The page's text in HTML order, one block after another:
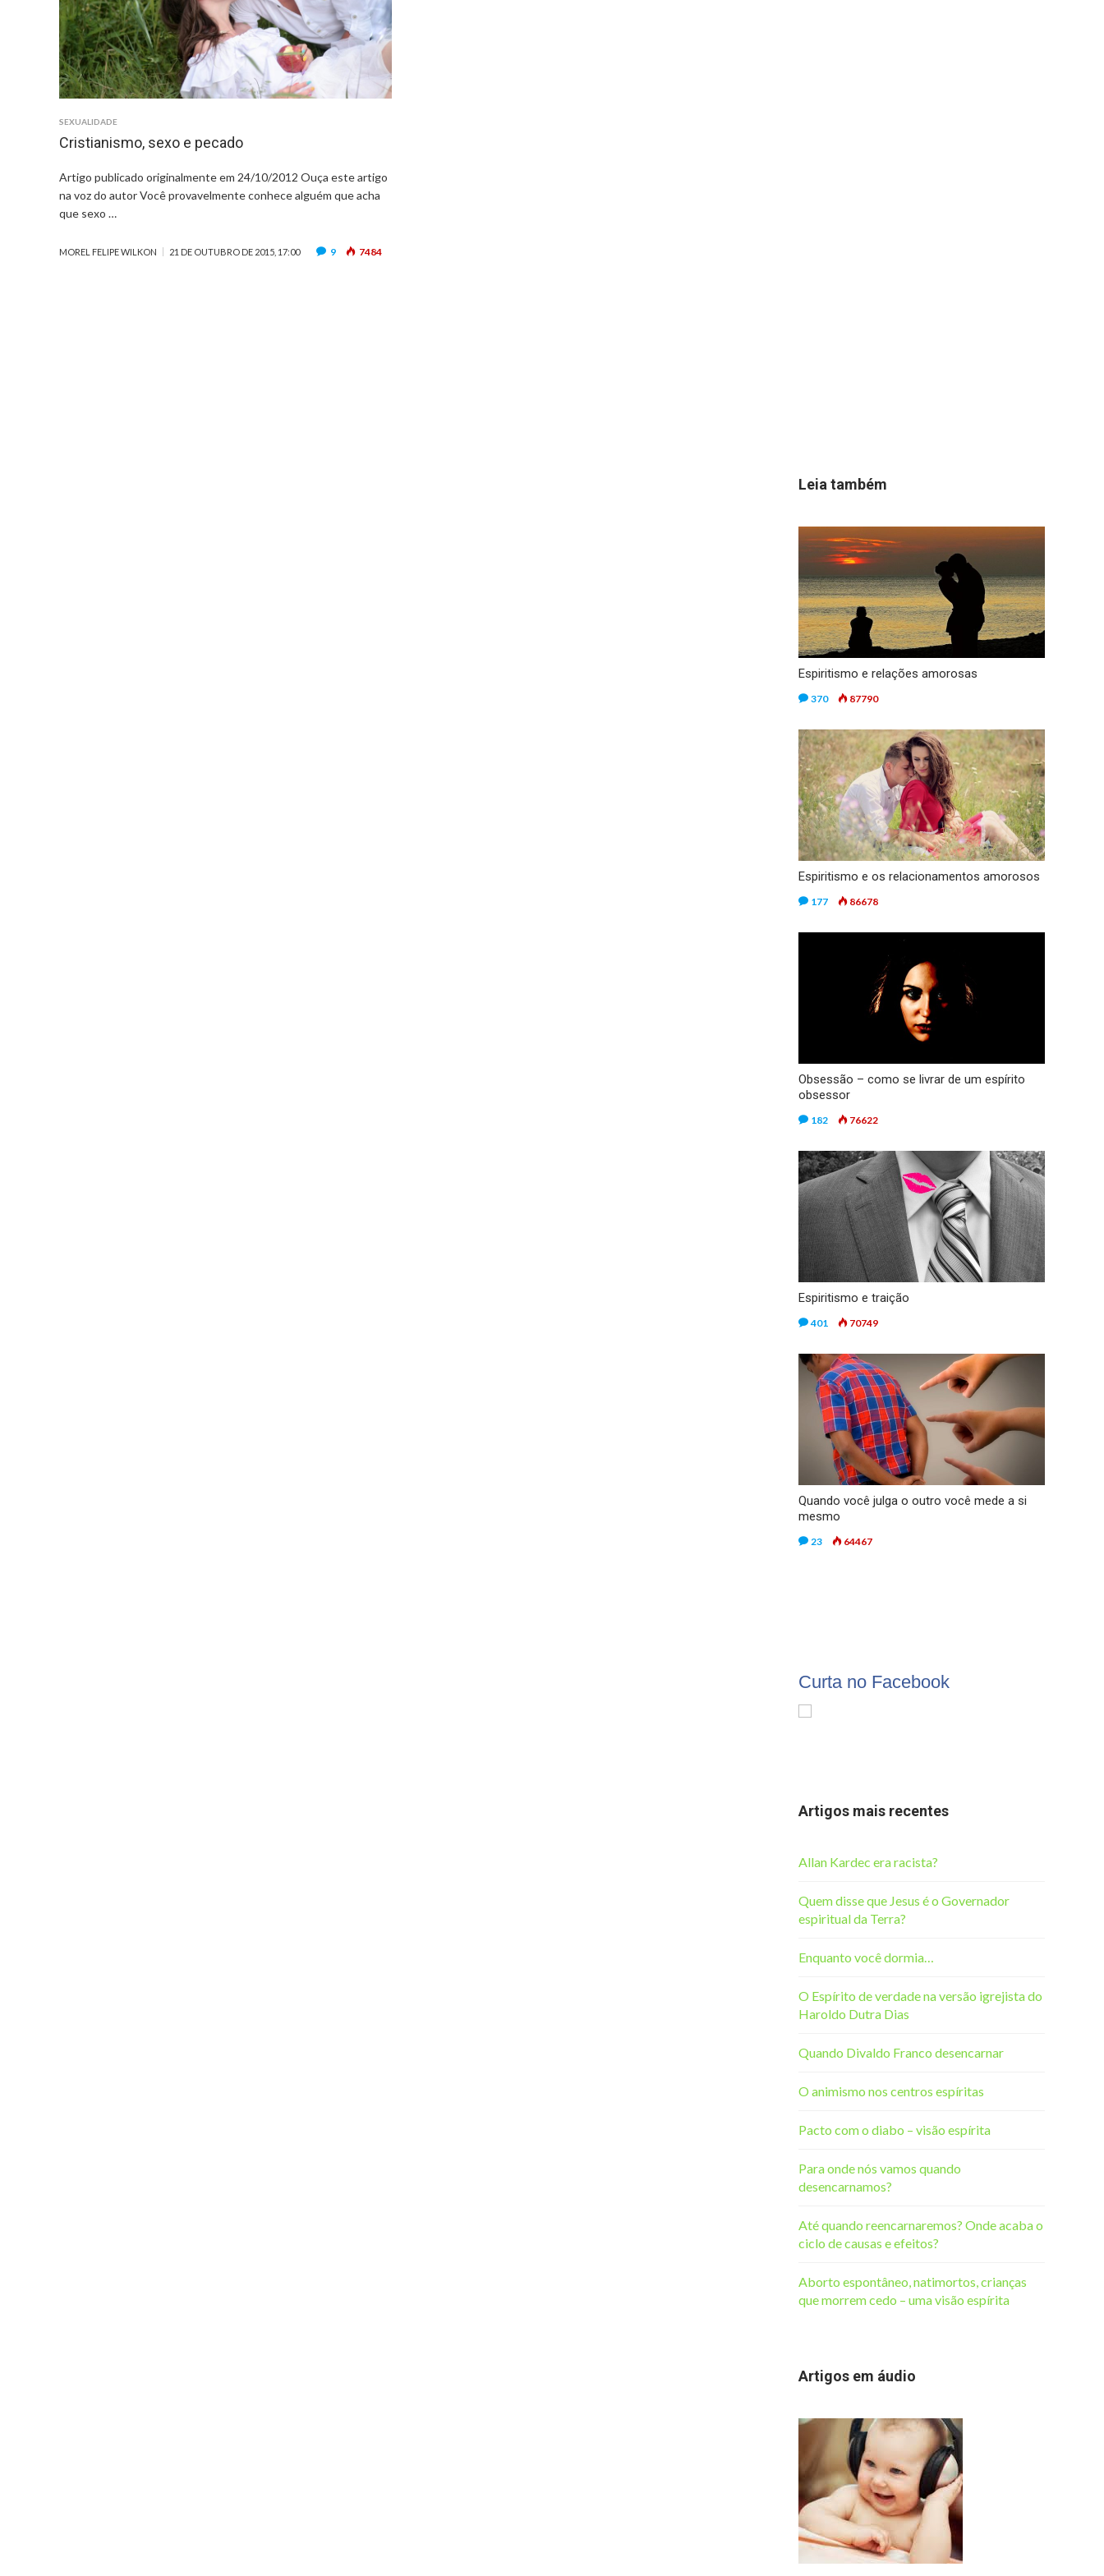
SEXUALIDADE
Cristianismo, sexo e pecado
Artigo publicado originalmente em 24/10/2012 Ouça este artigo
na voz do autor Você provavelmente conhece alguém que acha
que sexo …
MOREL FELIPE WILKON 21 DE OUTUBRO DE 2015, 17:00 9 7484
Leia também
Espiritismo e relações amorosas
370 87790
Espiritismo e os relacionamentos amorosos
177 86678
Obsessão – como se livrar de um espírito
obsessor
182 76622
Espiritismo e traição
401 70749
Quando você julga o outro você mede a si
mesmo
23 64467
Curta no Facebook
Artigos mais recentes
Allan Kardec era racista?
Quem disse que Jesus é o Governador
espiritual da Terra?
Enquanto você dormia…
O Espírito de verdade na versão igrejista do
Haroldo Dutra Dias
Quando Divaldo Franco desencarnar
O animismo nos centros espíritas
Pacto com o diabo – visão espírita
Para onde nós vamos quando
desencarnamos?
Até quando reencarnaremos? Onde acaba o
ciclo de causas e efeitos?
Aborto espontâneo, natimortos, crianças
que morrem cedo – uma visão espírita
Artigos em áudio